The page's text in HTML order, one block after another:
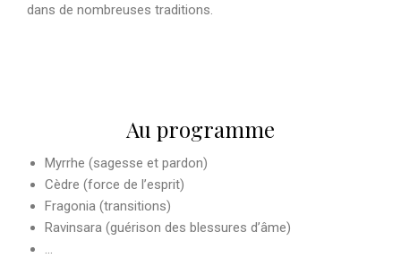
dans de nombreuses traditions.
Au programme
Myrrhe (sagesse et pardon)
Cèdre (force de l’esprit)
Fragonia (transitions)
Ravinsara (guérison des blessures d’âme)
…